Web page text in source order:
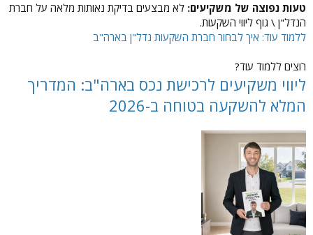
טעות נפוצה של משקיעים: לא מבצעים בדיקת נאותות מלאה על חברת
הנדל"ן \ גוף ליווי השקעות.
ללמוד עוד: איך לבחור חברת השקעות נדל"ן בארה"ב
רוצים ללמוד עוד?
ליווי משקיעים לרכישת נכס בארה"ב: המדריך
המלא להשקעה בטוחה ב-2026